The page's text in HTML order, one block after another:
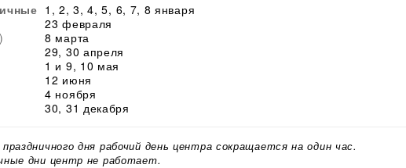
1, 2, 3, 4, 5, 6, 7, 8 января
23 февраля
8 марта
29, 30 апреля
1 и 9, 10 мая
12 июня
4 ноября
30, 31 декабря
праздничного дня рабочий день центра сокращается на один час.
дни центр не работает.